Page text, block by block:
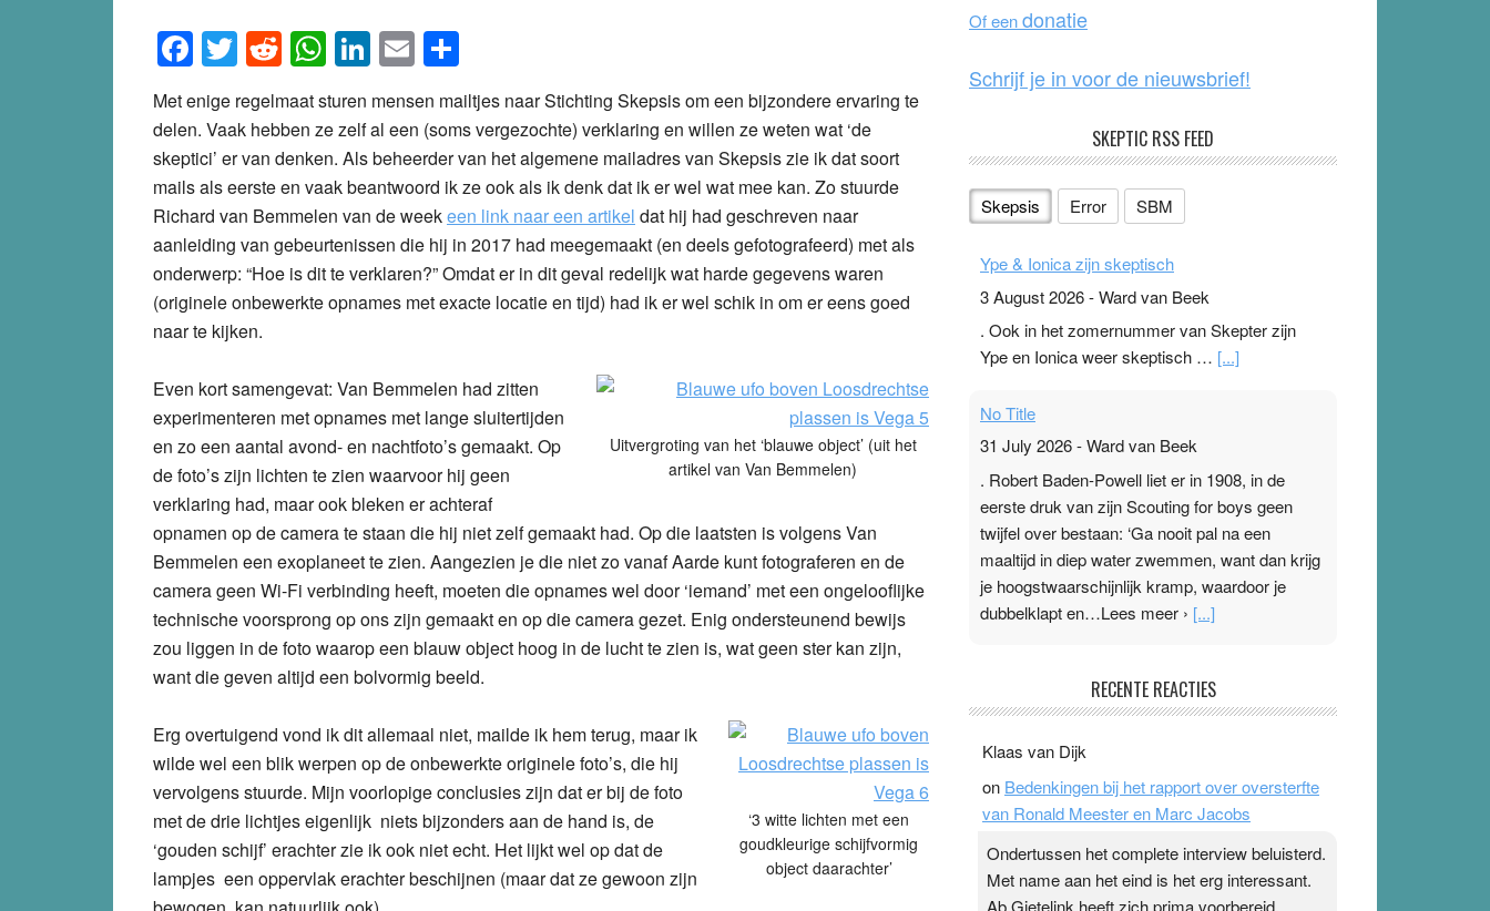
Facebook
Twitter
Reddit
WhatsApp
LinkedIn
Email
Met enige regelmaat sturen mensen mailtjes naar Stichting Skepsis om een bijzondere ervaring te
delen. Vaak hebben ze zelf al een (soms vergezochte) verklaring en willen ze weten wat ‘de
skeptici’ er van denken. Als beheerder van het algemene mailadres van Skepsis zie ik dat soort
mails als eerste en vaak beantwoord ik ze ook als ik denk dat ik er wel wat mee kan. Zo stuurde
Richard van Bemmelen van de weekeen link naar een artikel dat hij had geschreven naar
aanleiding van gebeurtenissen die hij in 2017 had meegemaakt (en deels gefotografeerd) met als
onderwerp: “Hoe is dit te verklaren?” Omdat er in dit geval redelijk wat harde gegevens waren
(originele onbewerkte opnames met exacte locatie en tijd) had ik er wel schik in om er eens goed
naar te kijken.
Uitvergroting van het ‘blauwe object’ (uit het
artikel van Van Bemmelen)
Even kort samengevat: Van Bemmelen had zitten
experimenteren met opnames met lange sluitertijden
en zo een aantal avond- en nachtfoto’s gemaakt. Op
de foto’s zijn lichten te zien waarvoor hij geen
verklaring had, maar ook bleken er achteraf
opnamen op de camera te staan die hij niet zelf gemaakt had. Op die laatsten is volgens Van
Bemmelen een exoplaneet te zien. Aangezien je die niet zo vanaf Aarde kunt fotograferen en de
camera geen Wi-Fi verbinding heeft, moeten die opnames wel door ‘iemand’ met een ongelooflijke
technische voorsprong op ons zijn gemaakt en op die camera gezet. Enig ondersteunend bewijs
zou liggen in de foto waarop een blauw object hoog in de lucht te zien is, wat geen ster kan zijn,
want die geven altijd een bolvormig beeld.
‘3 witte lichten met een
goudkleurige schijfvormig
object daarachter’
Erg overtuigend vond ik dit allemaal niet, mailde ik hem terug, maar ik
wilde wel een blik werpen op de onbewerkte originele foto’s, die hij
vervolgens stuurde. Mijn voorlopige conclusies zijn dat er bij de foto
met de drie lichtjes eigenlijk niets bijzonders aan de hand is, de
‘gouden schijf’ erachter zie ik ook niet echt. Het lijkt wel op dat de
lampjes een oppervlak erachter beschijnen (maar dat ze gewoon zijn
k
Of eendonatie
Schrijf je in voor de nieuwsbrief!
SKEPTIC RSS FEED
Skepsis Error SBM
Ype & Ionica zijn skeptisch
3 August 2026-Ward van Beek
. Ook in het zomernummer van Skepter zijn
Ype en Ionica weer skeptisch … [...]
No Title
31 July 2026-Ward van Beek
. Robert Baden-Powell liet er in 1908, in de
eerste druk van zijn Scouting for boys geen
twijfel over bestaan: ‘Ga nooit pal na een
maaltijd in diep water zwemmen, want dan krijg
je hoogstwaarschijnlijk kramp, waardoor je
dubbelklapt en…Lees meer › [...]
Ward van Beek
topsporters. Ze hopen ermee hun hartslag te
verlagen terwijl ze meer zuurstof opnemen.
Daarop heeft zo’n pleister geen effect. Maar het
zijn. Door…Lees meer Pleisterplakkers in de
topspsort › [...]
RECENTE REACTIES
Klaas van Dijk
on Bedenkingen bij het rapport over oversterfte
van Ronald Meester en Marc Jacobs
Ondertussen het complete interview beluisterd.
Met name aan het eind is het erg interessant.
Ab Gietelink heeft zich prima voorbereid.